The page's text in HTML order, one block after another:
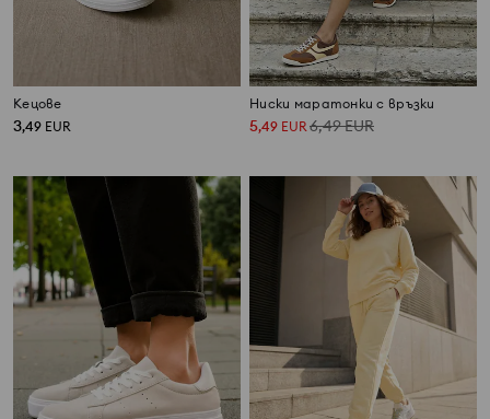
Кецове
3,49 EUR
Ниски маратонки с връзки
5,49 EUR6,49EUR